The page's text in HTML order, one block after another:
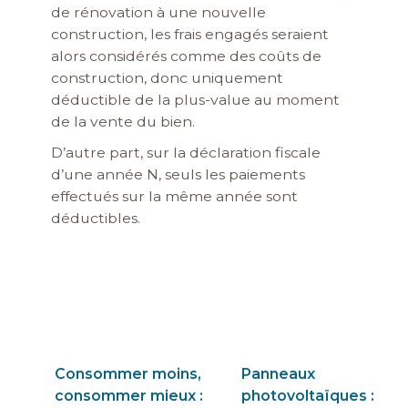
de rénovation à une nouvelle
construction, les frais engagés seraient
alors considérés comme des coûts de
construction, donc uniquement
déductible de la plus-value au moment
de la vente du bien.
D’autre part, sur la déclaration fiscale
d’une année N, seuls les paiements
effectués sur la même année sont
déductibles.
Consommer moins,
consommer mieux :
Panneaux
photovoltaïques :